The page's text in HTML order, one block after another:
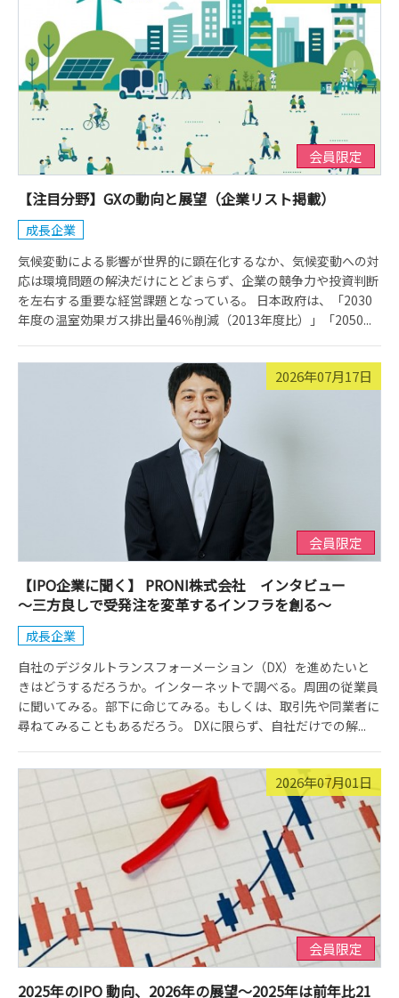
会員限定
【注目分野】GXの動向と展望（企業リスト掲載）
成長企業
気候変動による影響が世界的に顕在化するなか、気候変動への対
応は環境問題の解決だけにとどまらず、企業の競争力や投資判断
を左右する重要な経営課題となっている。 日本政府は、「2030
年度の温室効果ガス排出量46％削減（2013年度比）」「2050...
2026年07月17日
会員限定
【IPO企業に聞く】 PRONI株式会社 インタビュー
～三方良しで受発注を変革するインフラを創る～
成長企業
自社のデジタルトランスフォーメーション（DX）を進めたいと
きはどうするだろうか。インターネットで調べる。周囲の従業員
に聞いてみる。部下に命じてみる。もしくは、取引先や同業者に
尋ねてみることもあるだろう。 DXに限らず、自社だけでの解...
2026年07月01日
会員限定
2025年のIPO 動向、2026年の展望～2025年は前年比21